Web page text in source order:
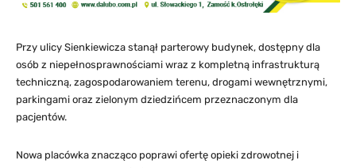
Przy ulicy Sienkiewicza stanął parterowy budynek, dostępny dla
osób z niepełnosprawnościami wraz z kompletną infrastrukturą
techniczną, zagospodarowaniem terenu, drogami wewnętrznymi,
parkingami oraz zielonym dziedzińcem przeznaczonym dla
pacjentów.
Nowa placówka znacząco poprawi ofertę opieki zdrowotnej i